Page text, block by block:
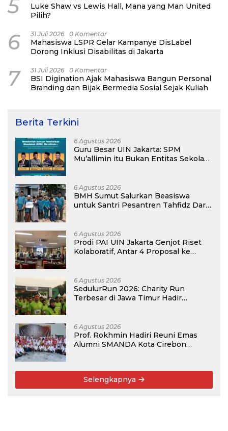
5
Luke Shaw vs Lewis Hall, Mana yang Man United
Pilih?
6 31 Juli 2026 0 Komentar
Mahasiswa LSPR Gelar Kampanye DisLabel
Dorong Inklusi Disabilitas di Jakarta
7 31 Juli 2026 0 Komentar
BSI Digination Ajak Mahasiswa Bangun Personal
Branding dan Bijak Bermedia Sosial Sejak Kuliah
Berita Terkini
6 Agustus 2026
Guru Besar UIN Jakarta: SPM
Mu’allimin itu Bukan Entitas Sekolah
6 Agustus 2026
BMH Sumut Salurkan Beasiswa
untuk Santri Pesantren Tahfidz Darul
6 Agustus 2026
Prodi PAI UIN Jakarta Genjot Riset
Kolaboratif, Antar 4 Proposal ke
6 Agustus 2026
SedulurRun 2026: Charity Run
Terbesar di Jawa Timur Hadir
Guru Honorer
6 Agustus 2026
Prof. Rokhmin Hadiri Reuni Emas
Alumni SMANDA Kota Cirebon
Selengkapnya